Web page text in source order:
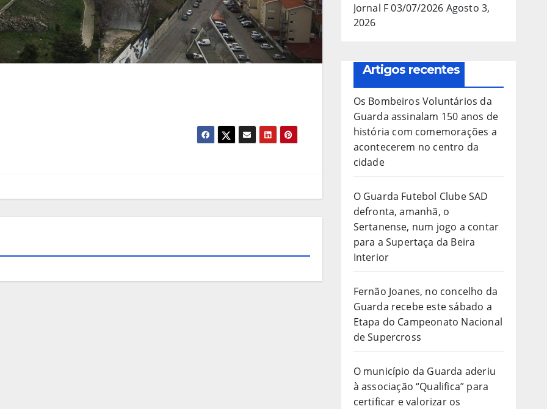
Jornal F 03/07/2026 Agosto 3,
2026
Artigos recentes
Os Bombeiros Voluntários da
Guarda assinalam 150 anos de
história com comemorações a
acontecerem no centro da
cidade
O Guarda Futebol Clube SAD
defronta, amanhã, o
Sertanense, num jogo a contar
para a Supertaça da Beira
Interior
Fernão Joanes, no concelho da
Guarda recebe este sábado a
Etapa do Campeonato Nacional
de Supercross
O município da Guarda aderiu
à associação “Qualifica” para
certificar e valorizar os